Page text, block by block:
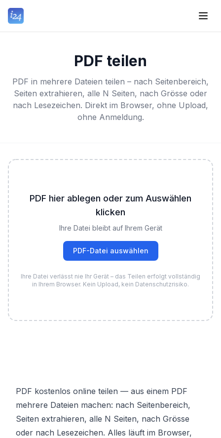
PDF teilen
PDF in mehrere Dateien teilen – nach Seitenbereich,
Seiten extrahieren, alle N Seiten, nach Grösse oder
nach Lesezeichen. Direkt im Browser, ohne Upload,
ohne Anmeldung.
PDF hier ablegen oder zum Auswählen
klicken
Ihre Datei bleibt auf Ihrem Gerät
PDF-Datei auswählen
Ihre Datei verlässt nie Ihr Gerät – das Teilen erfolgt vollständig
in Ihrem Browser. Kein Upload, kein Datenschutzrisiko.
PDF kostenlos online teilen — aus einem PDF
mehrere Dateien machen: nach Seitenbereich,
Seiten extrahieren, alle N Seiten, nach Grösse
oder nach Lesezeichen. Alles läuft im Browser,